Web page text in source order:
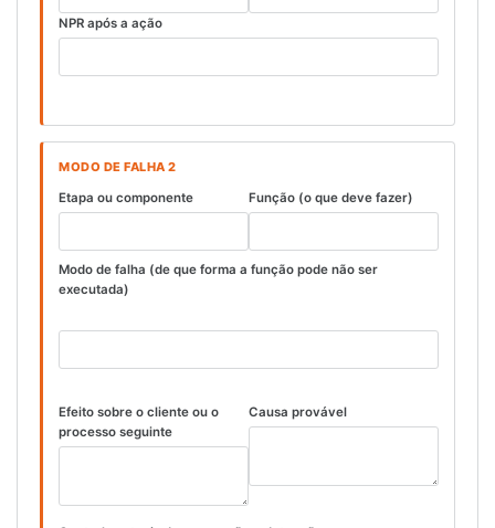
NPR após a ação
MODO DE FALHA 2
Etapa ou componente
Função (o que deve fazer)
Modo de falha (de que forma a função pode não ser
executada)
Efeito sobre o cliente ou o
processo seguinte
Causa provável